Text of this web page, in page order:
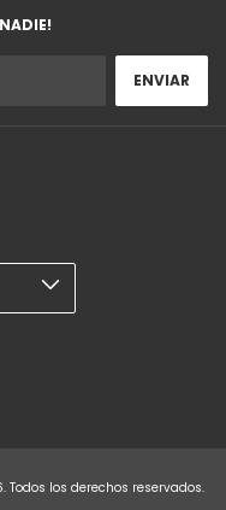
los derechos reservados.